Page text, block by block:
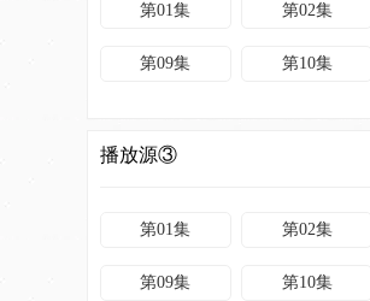
第01集 第02集
第09集 第10集
播放源③
第01集 第02集
第09集 第10集